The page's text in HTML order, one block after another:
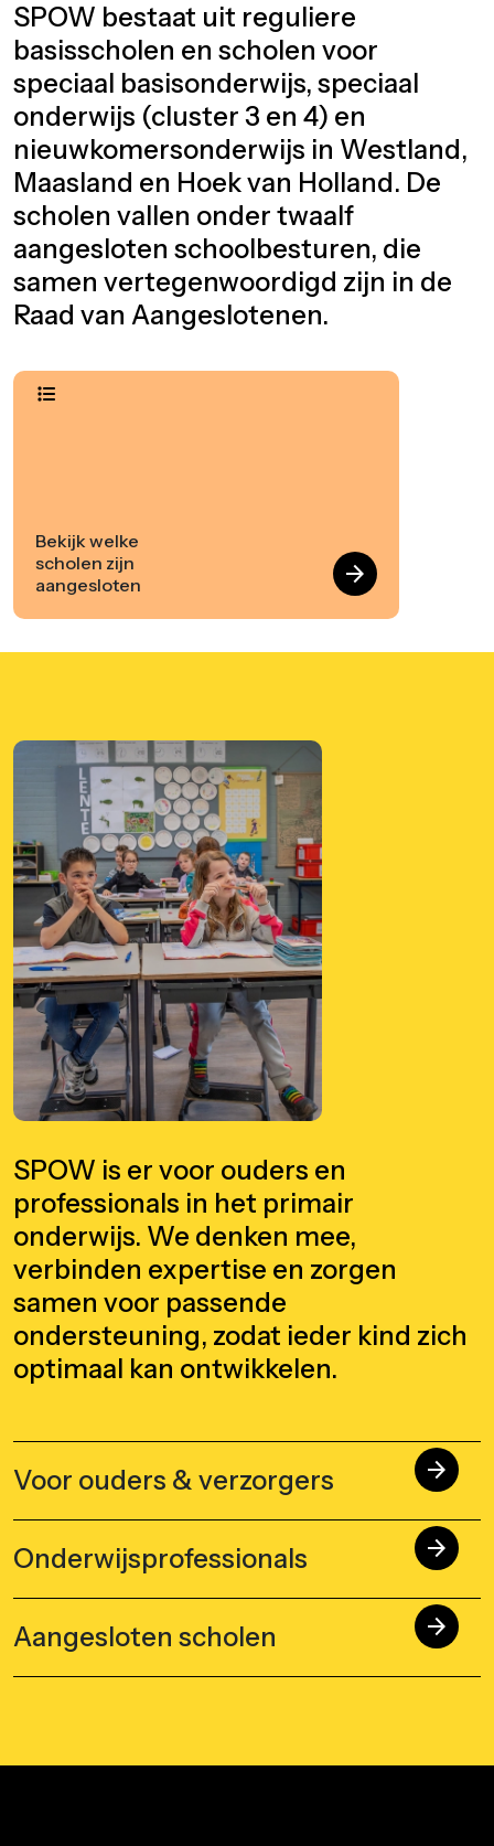
SPOW bestaat uit reguliere
basisscholen en scholen voor
speciaal basisonderwijs, speciaal
onderwijs (cluster 3 en 4) en
nieuwkomersonderwijs in Westland,
Maasland en Hoek van Holland. De
scholen vallen onder twaalf
aangesloten schoolbesturen, die
samen vertegenwoordigd zijn in de
Raad van Aangeslotenen.
Bekijk welke
scholen zijn
aangesloten
arrow_forward
SPOW is er voor ouders en
professionals in het primair
onderwijs. We denken mee,
verbinden expertise en zorgen
samen voor passende
ondersteuning, zodat ieder kind zich
optimaal kan ontwikkelen.
Voor ouders & verzorgers arrow_forward
Onderwijsprofessionals arrow_forward
Aangesloten scholen arrow_forward